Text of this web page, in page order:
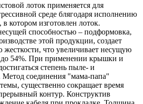
лоток применяется для
среде блягодаря исполнению
котором изготовлен лоток.
способностью – подформовка,
этой продукции, создает
жесткости, что увеличивает несущую
до 54%. При применении крышки и
степень пыле- и
Метод соединения "мама-папа"
существенно сокращает время
контур. Конструктив